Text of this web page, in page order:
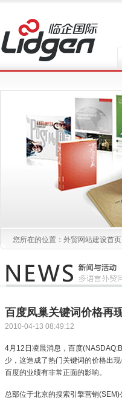
您所在的位置： 外贸网站建设首
百度凤巢关键词价格再
2010-04-13 08:49:12
4月12日凌晨消息，百度
少，这造成了热门关键词的价格出
百度的业绩有非常正面的影响。
总部位于北京的搜索引擎营销